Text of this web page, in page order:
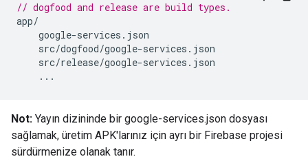
// dogfood and release are build types.
app/
google-services . json
src/dogfood/google-services . json
src/release/google-services . json
...
Not: Yayın dizininde bir google-services.json dosyası
sağlamak, üretim APK'larınız için ayrı bir Firebase projesi
sürdürmenize olanak tanır.